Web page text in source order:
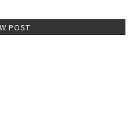
POST